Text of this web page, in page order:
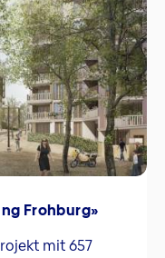
Frohburg»
mit 657